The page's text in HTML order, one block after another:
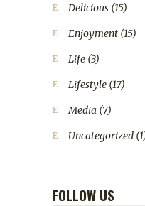
Delicious (15)
Enjoyment (15)
Life (3)
Lifestyle (17)
Media (7)
Uncategorized
FOLLOW US